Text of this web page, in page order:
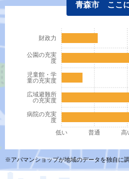
青森市 ここ
病院の充実
度
広域避難所
の充実度
児童館・学
童の充実度
公園の充実
度
財政力
低い 普通 高
※アパマンショップが地域のデータを独自に